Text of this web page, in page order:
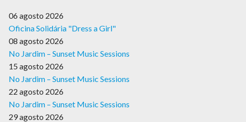
06 agosto 2026
Oficina Solidária "Dress a Girl"
08 agosto 2026
No Jardim – Sunset Music Sessions
15 agosto 2026
No Jardim – Sunset Music Sessions
22 agosto 2026
No Jardim – Sunset Music Sessions
29 agosto 2026